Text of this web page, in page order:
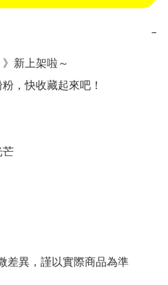
−
新上架啦～
，快收藏起來吧！
芒
差異，謹以實際商品為準